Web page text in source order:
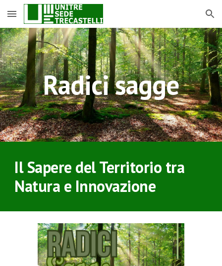
Skip to main content Skip to navigation
Radici sagge
Il Sapere del Territorio tra
Natura e Innovazione